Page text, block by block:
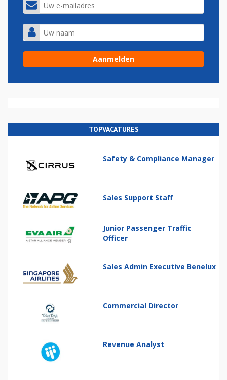
TOPVACATURES
Safety & Compliance Manager
Sales Support Staff
Junior Passenger Traffic
Officer
Sales Admin Executive Benelux
Commercial Director
Revenue Analyst